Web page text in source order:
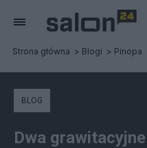
Strona główna Blogi Pinopa
BLOG
Dwa